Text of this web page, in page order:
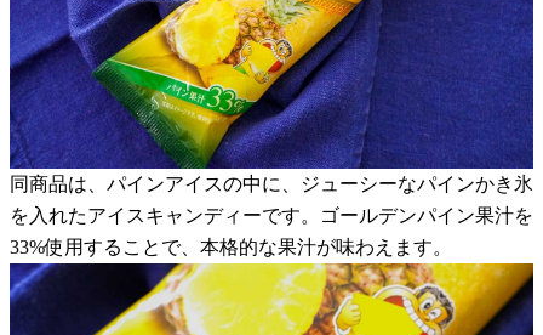
同商品は、パインアイスの中に、ジューシーなパインかき氷
を入れたアイスキャンディーです。ゴールデンパイン果汁を
33%使用することで、本格的な果汁が味わえます。